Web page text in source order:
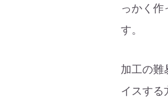
っかく作
す。
加工の難
イスする